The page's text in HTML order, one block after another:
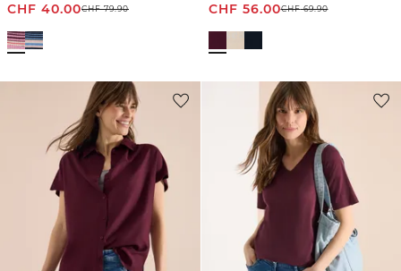
CHF 40.00CHF79.90
CHF 56.00CHF69.90